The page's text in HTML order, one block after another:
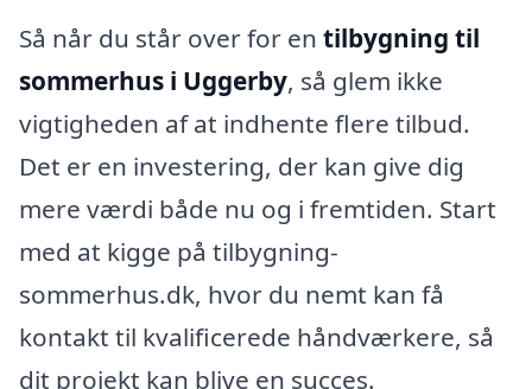
Så når du står over for en tilbygning til
sommerhus i Uggerby, så glem ikke
vigtigheden af at indhente flere tilbud.
Det er en investering, der kan give dig
mere værdi både nu og i fremtiden. Start
med at kigge på tilbygning-
sommerhus.dk, hvor du nemt kan få
kontakt til kvalificerede håndværkere, så
dit projekt kan blive en succes.